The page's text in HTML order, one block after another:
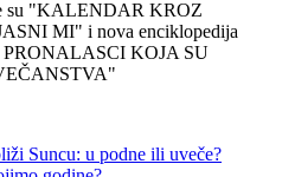
su "KALENDAR KROZ
MI" i nova enciklopedija
KOJA SU
Suncu: u podne ili uveče?